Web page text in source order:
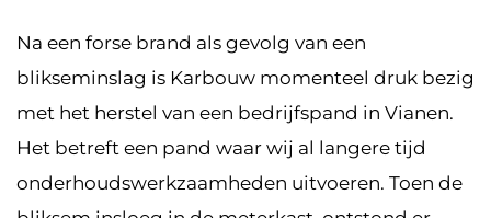
Na een forse brand als gevolg van een
blikseminslag is Karbouw momenteel druk bezig
met het herstel van een bedrijfspand in Vianen.
Het betreft een pand waar wij al langere tijd
onderhoudswerkzaamheden uitvoeren. Toen de